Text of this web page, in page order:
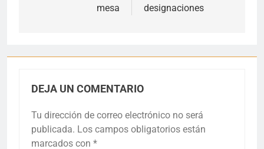
mesa
designaciones
DEJA UN COMENTARIO
Tu dirección de correo electrónico no será
publicada. Los campos obligatorios están
marcados con *